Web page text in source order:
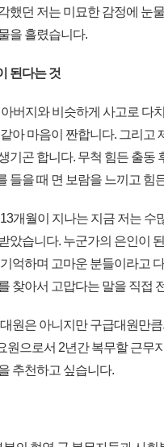
했던 저는 미묘한 감정에 눈
을 흘렸습니다.
된다는 것
버지와 비슷하게 사고로 다
아 마음이 짠합니다. 그리
기곤 합니다. 무척 힘든 출동
들을 때 면 보람을 느끼고 힘
개월이 지나는 지금 저는
았습니다. 누군가의 은인이
억하며 고마운 분들이라고
찾아서 고맙다는 말을 직접
원은 아니지만 구급대원만
원으로서 2년간 복무할 근무
추천하고 싶습니다.